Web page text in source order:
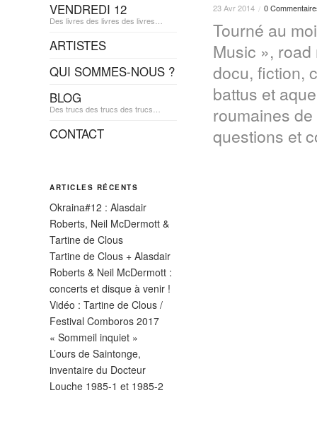
23Avr2014 / 0
Tourné au
Music »,
docu, fiction,
battus et
roumaines
questions et
VENDREDI 12
Des livres des livres des livres…
ARTISTES
QUI SOMMES-NOUS ?
BLOG
Des trucs des trucs des trucs…
CONTACT
ARTICLES RÉCENTS
Okraina#12 : Alasdair
Roberts, Neil McDermott &
Tartine de Clous
Tartine de Clous + Alasdair
Roberts & Neil McDermott :
concerts et disque à venir !
Vidéo : Tartine de Clous /
Festival Comboros 2017
« Sommeil inquiet »
L’ours de Saintonge,
inventaire du Docteur
Louche 1985-1 et 1985-2